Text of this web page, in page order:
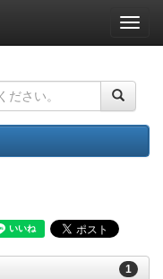
ナ
ビ
ー
ョ
ン
1